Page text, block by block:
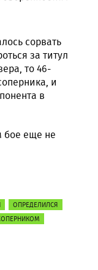
сорвать
за титул
то 46-
и
в
бое еще не
ОПРЕДЕЛИЛСЯ